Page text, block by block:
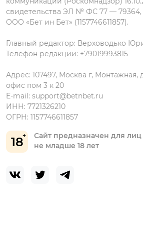
18
Сайт предназначен для лиц
не младше 18 лет
свидетельства ЭЛ № ФС 77 —
ООО «Бет ин Бет» (1157746611857).
Главный редактор: Верховодько
Телефон редакции: +79019993815
Адрес: 107497, Москва г,
офис пом 3 к 20
E-mail: support@betnbet.ru
ИНН: 7721326210
ОГРН: 1157746611857